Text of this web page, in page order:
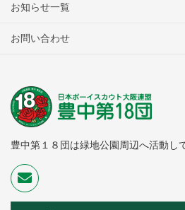
お知らせ一覧
お問い合わせ
豊中第１８団は緑地公園周辺へ活動し